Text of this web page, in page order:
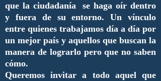
que la ciudadanía se haga oír dentro
y fuera de su entorno. Un vínculo
entre quienes trabajamos día a día por
un mejor país y aquellos que buscan la
manera de lograrlo pero que no saben
cómo.
Queremos invitar a todo aquel que